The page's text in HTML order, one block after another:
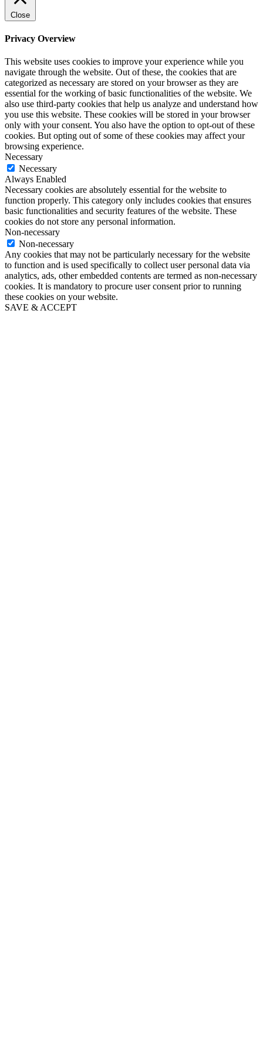
Close
Privacy Overview
This website uses cookies to improve your experience while you
navigate through the website. Out of these, the cookies that are
categorized as necessary are stored on your browser as they are
essential for the working of basic functionalities of the website. We
also use third-party cookies that help us analyze and understand how
you use this website. These cookies will be stored in your browser
only with your consent. You also have the option to opt-out of these
cookies. But opting out of some of these cookies may affect your
browsing experience.
Necessary
Necessary
Always Enabled
Necessary cookies are absolutely essential for the website to
function properly. This category only includes cookies that ensures
basic functionalities and security features of the website. These
cookies do not store any personal information.
Non-necessary
Non-necessary
Any cookies that may not be particularly necessary for the website
to function and is used specifically to collect user personal data via
analytics, ads, other embedded contents are termed as non-necessary
cookies. It is mandatory to procure user consent prior to running
these cookies on your website.
SAVE & ACCEPT